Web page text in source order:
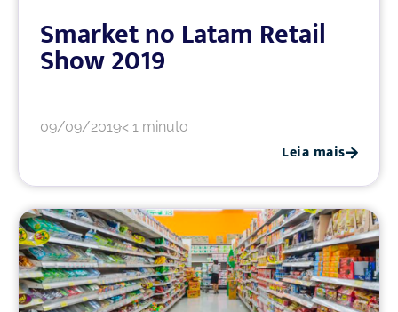
Smarket no Latam Retail
Show 2019
09/09/2019< 1 minuto
Leia mais